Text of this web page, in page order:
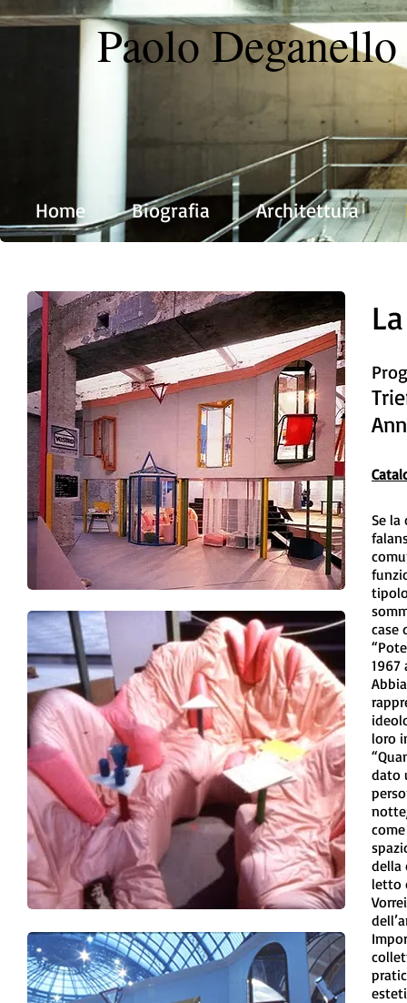
Paolo
Home Biografia Architettura
Se
case
1967
loro
dato
della
letto